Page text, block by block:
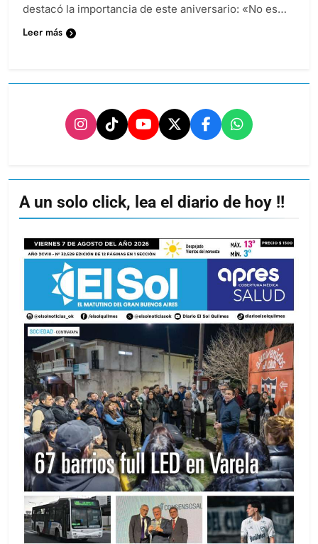
destacó la importancia de este aniversario: «No es…
Leer más
A un solo click, lea el diario de hoy !!